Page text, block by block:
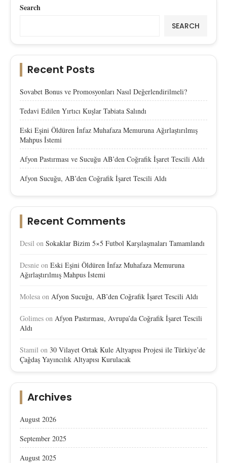
Search
SEARCH
Recent Posts
Sovabet Bonus ve Promosyonları Nasıl Değerlendirilmeli?
Tedavi Edilen Yırtıcı Kuşlar Tabiata Salındı
Eski Eşini Öldüren İnfaz Muhafaza Memuruna Ağırlaştırılmış
Mahpus İstemi
Afyon Pastırması ve Sucuğu AB’den Coğrafik İşaret Tescili Aldı
Afyon Sucuğu, AB’den Coğrafik İşaret Tescili Aldı
Recent Comments
Desil on Sokaklar Bizim 5×5 Futbol Karşılaşmaları Tamamlandı
Desnie on Eski Eşini Öldüren İnfaz Muhafaza Memuruna
Ağırlaştırılmış Mahpus İstemi
Molesa on Afyon Sucuğu, AB’den Coğrafik İşaret Tescili Aldı
Golimes on Afyon Pastırması, Avrupa’da Coğrafik İşaret Tescili
Aldı
Stamil on 30 Vilayet Ortak Kule Altyapısı Projesi ile Türkiye’de
Çağdaş Yayıncılık Altyapısı Kurulacak
Archives
August 2026
September 2025
August 2025